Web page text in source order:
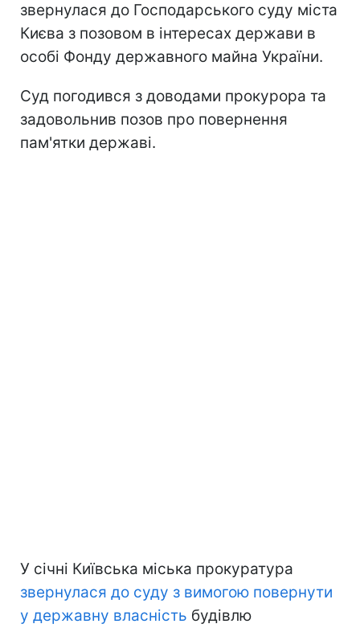
звернулася до Господарського суду міста
Києва з позовом в інтересах держави в
особі Фонду державного майна України.
Суд погодився з доводами прокурора та
задовольнив позов про повернення
пам'ятки державі.
У січні Київська міська прокуратура
звернулася до суду з вимогою повернути
у державну власність будівлю